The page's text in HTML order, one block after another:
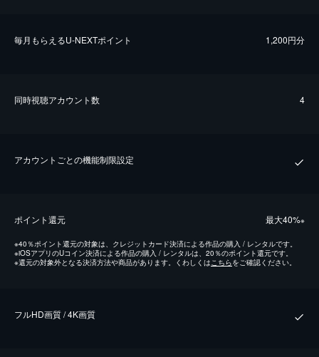
毎⽉もらえるU-NEXTポイント 1,200円分
同時視聴アカウント数 4
アカウントごとの機能制限設定
ポイント還元 最⼤40%※
※40％ポイント還元の対象は、クレジットカード決済による作品の購入 / レンタルです。
※iOSアプリのUコイン決済による作品の購入 / レンタルは、20％のポイント還元です。
※還元の対象外となる決済方法や商品があります。くわしくはこちらをご確認ください。
フルHD画質 / 4K画質